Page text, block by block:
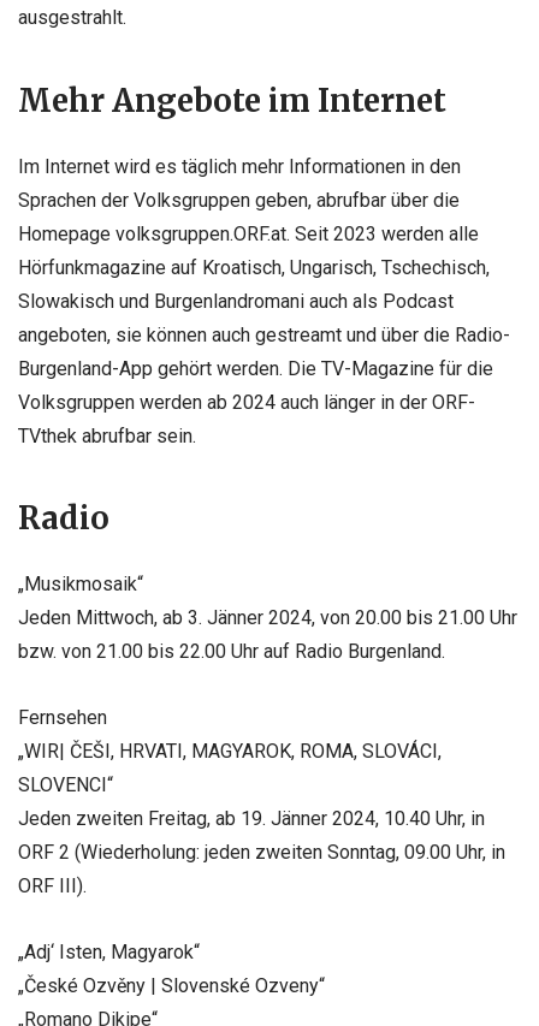
ausgestrahlt.
Mehr Angebote im Internet
Im Internet wird es täglich mehr Informationen in den
Sprachen der Volksgruppen geben, abrufbar über die
Homepage volksgruppen.ORF.at. Seit 2023 werden alle
Hörfunkmagazine auf Kroatisch, Ungarisch, Tschechisch,
Slowakisch und Burgenlandromani auch als Podcast
angeboten, sie können auch gestreamt und über die Radio-
Burgenland-App gehört werden. Die TV-Magazine für die
Volksgruppen werden ab 2024 auch länger in der ORF-
TVthek abrufbar sein.
Radio
„Musikmosaik“
Jeden Mittwoch, ab 3. Jänner 2024, von 20.00 bis 21.00 Uhr
bzw. von 21.00 bis 22.00 Uhr auf Radio Burgenland.
Fernsehen
„WIR| ČEŠI, HRVATI, MAGYAROK, ROMA, SLOVÁCI,
SLOVENCI“
Jeden zweiten Freitag, ab 19. Jänner 2024, 10.40 Uhr, in
ORF 2 (Wiederholung: jeden zweiten Sonntag, 09.00 Uhr, in
ORF III).
„Adj‘ Isten, Magyarok“
„České Ozvěny | Slovenské Ozveny“
„Romano Dikipe“